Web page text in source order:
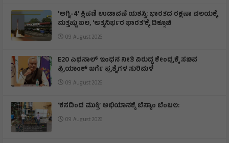
'ಅಗ್ನಿ-4' ಕ್ಷಿಪಣಿ ಉಡಾವಣೆ ಯಶಸ್ವಿ: ಭಾರತದ ರಕ್ಷಣಾ ವಲಯಕ್ಕೆ
ಮತ್ತಷ್ಟು ಬಲ, 'ಆತ್ಮನಿರ್ಭರ ಭಾರತ'ಕ್ಕೆ ದಿಕ್ಸೂಚಿ
09 August 2026
E20 ಎಥನಾಲ್ ಇಂಧನ ನೀತಿ ವಿರುದ್ಧ ಕೇಂದ್ರಕ್ಕೆ ಸಚಿವ
ಪ್ರಿಯಾಂಕ್ ಖರ್ಗೆ ಪ್ರಶ್ನೆಗಳ ಸುರಿಮಳೆ
09 August 2026
‘ಕಸದಿಂದ ಮುಕ್ತಿ’ ಅಭಿಯಾನಕ್ಕೆ ಬೆಸ್ಕಾಂ ಬೆಂಬಲ:
09 August 2026